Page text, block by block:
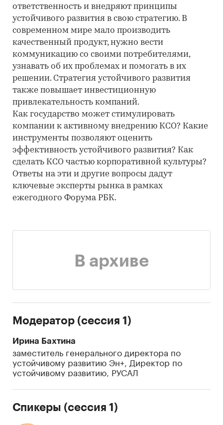
ответственность и внедряют принципы
устойчивого развития в свою стратегию. В
современном мире мало производить
качественный продукт, нужно вести
коммуникацию со своими потребителями,
узнавать об их проблемах и помогать в их
решении. Стратегия устойчивого развития
также повышает инвестиционную
привлекательность компаний.
Как государство может стимулировать
компании к активному внедрению КСО? Какие
инструменты позволяют оценить
эффективность устойчивого развития? Как
сделать КСО частью корпоративной культуры?
Ответы на эти и другие вопросы дадут
ключевые эксперты рынка в рамках
ежегодного Форума РБК.
В архиве
Модератор (сессия 1)
Ирина Бахтина
заместитель генерального директора по
устойчивому развитию Эн+, Директор по
устойчивому развитию, РУСАЛ
Спикеры (сессия 1)